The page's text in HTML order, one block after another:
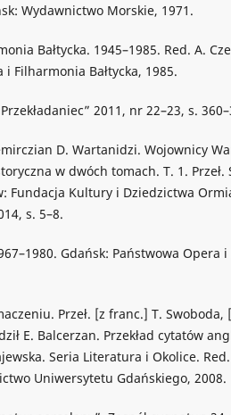
Wydawnictwo Morskie, 1971.
Bałtycka. 1945–1985. Red. A.
Filharmonia Bałtycka, 1985.
2011, nr 22–23, s.
D. Wartanidzi. Wojownicy
w dwóch tomach. T. 1. Przeł.
Fundacja Kultury i Dziedzictwa
s. 5–8.
Gdańsk: Państwowa Opera
Przeł. [z franc.] T. Swoboda,
E. Balcerzan. Przekład cytatów
Seria Literatura i Okolice.
Uniwersytetu Gdańskiego, 2008.